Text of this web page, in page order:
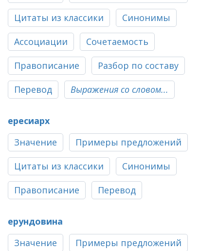
Цитаты из классики Синонимы
Ассоциации Сочетаемость
Правописание Разбор по составу
Перевод Выражения со словом...
ересиарх
Значение
Примеры предложений
Цитаты из классики Синонимы
Правописание Перевод
ерундовина
Значение
Примеры предложений